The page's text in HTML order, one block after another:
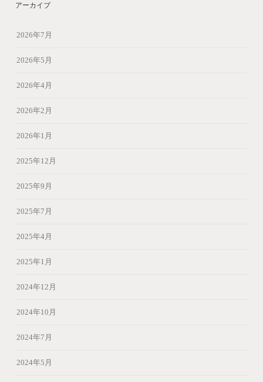
アーカイブ
2026年7月
2026年5月
2026年4月
2026年2月
2026年1月
2025年12月
2025年9月
2025年7月
2025年4月
2025年1月
2024年12月
2024年10月
2024年7月
2024年5月